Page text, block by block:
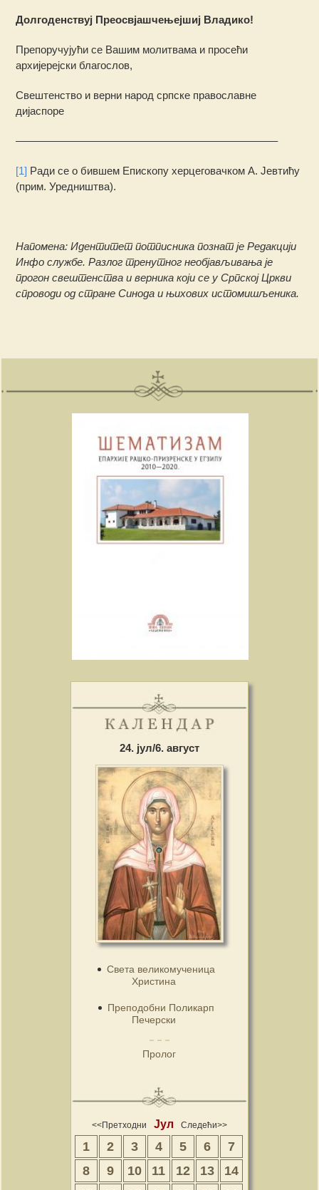
Долгоденствуј Преосвјашчењејшиј Владико!
Препоручујући се Вашим молитвама и просећи
архијерејски благослов,
Свештенство и верни народ српске православне
дијаспоре
————————————————————————–
[1] Ради се о бившем Епископу херцеговачком А. Јевтићу
(прим. Уредништва).
Напомена: Идентитет потписника познат је Редакцији
Инфо службе. Разлог тренутног необјављивања је
прогон свештенства и верника који се у Српској Цркви
спроводи од стране Синода и њихових истомишљеника.
24. јул/6. август
Света великомученица
Христина
Преподобни Поликарп
Печерски
Пролог
<<Претходни Јул Следећи>>
1 2 3 4 5 6
7
8
9 10 11 12 13
14